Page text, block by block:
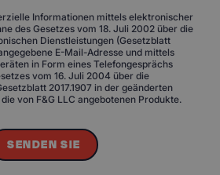
Informationen mittels elektronischer
des Gesetzes vom 18. Juli 2002 über die
Dienstleistungen (Gesetzblatt
E-Mail-Adresse und mittels
in Form eines Telefongesprächs
vom 16. Juli 2004 über die
2017.1907 in der geänderten
von F&G LLC angebotenen Produkte.
SENDEN SIE